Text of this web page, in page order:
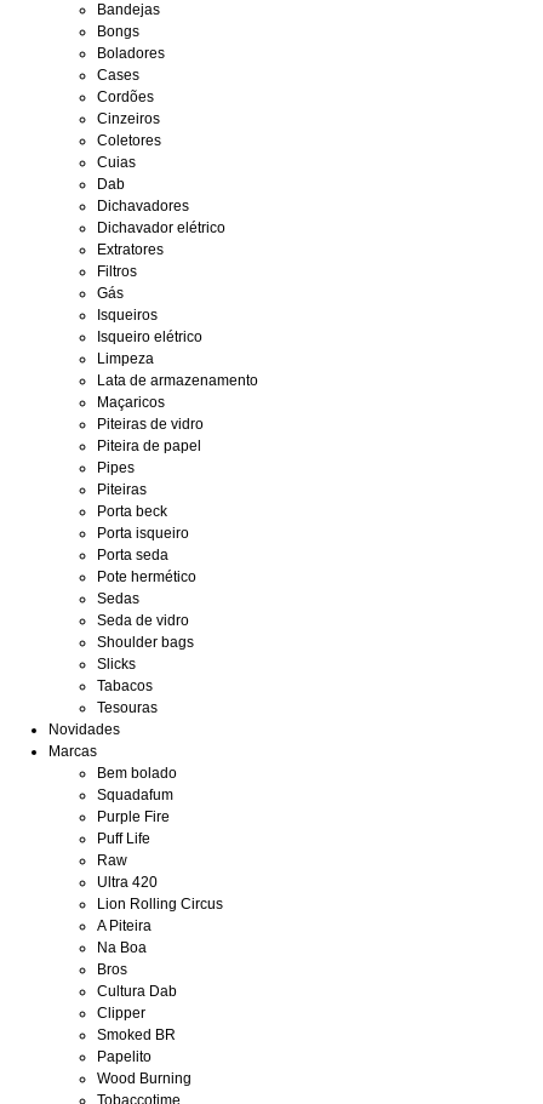
Bandejas
Bongs
Boladores
Cases
Cordões
Cinzeiros
Coletores
Cuias
Dab
Dichavadores
Dichavador elétrico
Extratores
Filtros
Gás
Isqueiros
Isqueiro elétrico
Limpeza
Lata de armazenamento
Maçaricos
Piteiras de vidro
Piteira de papel
Pipes
Piteiras
Porta beck
Porta isqueiro
Porta seda
Pote hermético
Sedas
Seda de vidro
Shoulder bags
Slicks
Tabacos
Tesouras
Novidades
Marcas
Bem bolado
Squadafum
Purple Fire
Puff Life
Raw
Ultra 420
Lion Rolling Circus
A Piteira
Na Boa
Bros
Cultura Dab
Clipper
Smoked BR
Papelito
Wood Burning
Tobaccotime